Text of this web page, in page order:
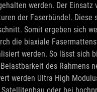
werden. Der Einsatz
der Faserbündel. Diese
Somit ergeben sich
die biaxiale
werden. So lässt sich
des Rahmens
werden Ultra High